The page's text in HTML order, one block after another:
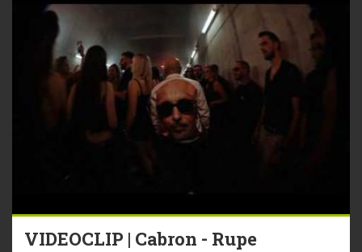
VIDEOCLIP | Cabron - Rupe